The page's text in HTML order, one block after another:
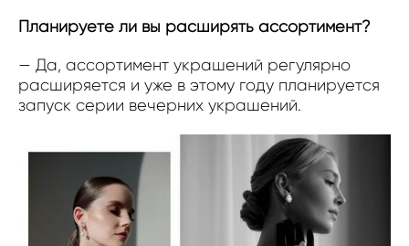
Планируете ли вы расширять ассортимент?
— Да, ассортимент украшений регулярно
расширяется и уже в этому году планируется
запуск серии вечерних украшений.